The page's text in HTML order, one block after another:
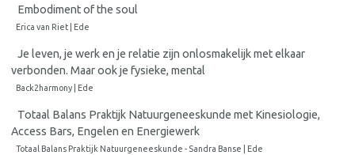
Embodiment of the soul
Erica van Riet | Ede
Je leven, je werk en je relatie zijn onlosmakelijk met elkaar
verbonden. Maar ook je fysieke, mental
Back2harmony | Ede
Totaal Balans Praktijk Natuurgeneeskunde met Kinesiologie,
Access Bars, Engelen en Energiewerk
Totaal Balans Praktijk Natuurgeneeskunde - Sandra Banse | Ede